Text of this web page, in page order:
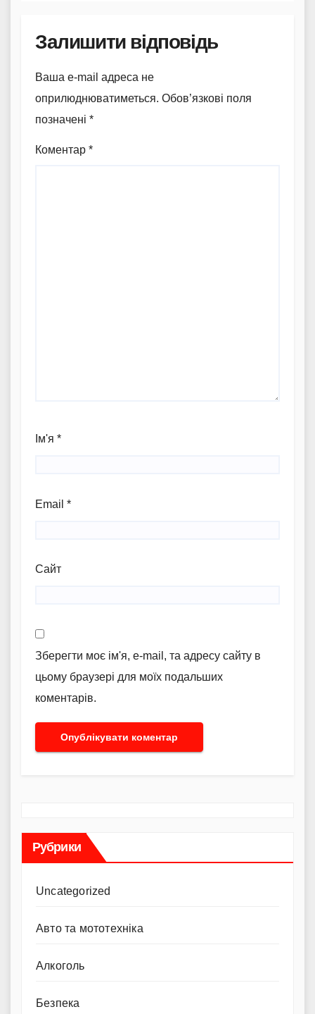
Залишити відповідь
Ваша e-mail адреса не
оприлюднюватиметься. Обов’язкові поля
позначені *
Коментар *
Ім'я *
Email *
Сайт
Зберегти моє ім'я, e-mail, та адресу сайту в
цьому браузері для моїх подальших
коментарів.
Рубрики
Uncategorized
Авто та мототехніка
Алкоголь
Безпека